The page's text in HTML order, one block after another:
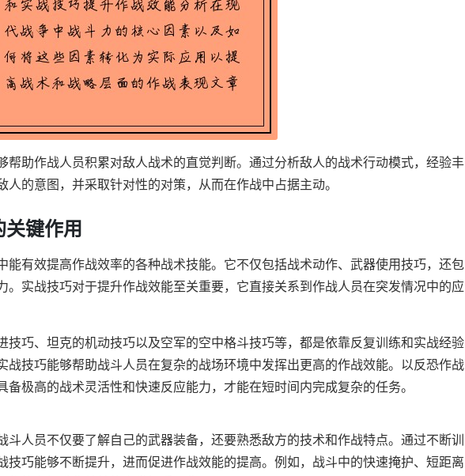
帮助作战人员积累对敌人战术的直觉判断。通过分析敌人的战术行动模式，经验丰
人的意图，并采取针对性的对策，从而在作战中占据主动。
键作用
能有效提高作战效率的各种战术技能。它不仅包括战术动作、武器使用技巧，还包
。实战技巧对于提升作战效能至关重要，它直接关系到作战人员在突发情况中的应
技巧、坦克的机动技巧以及空军的空中格斗技巧等，都是依靠反复训练和实战经验
战技巧能够帮助战斗人员在复杂的战场环境中发挥出更高的作战效能。以反恐作战
备极高的战术灵活性和快速反应能力，才能在短时间内完成复杂的任务。
斗人员不仅要了解自己的武器装备，还要熟悉敌方的技术和作战特点。通过不断训
技巧能够不断提升，进而促进作战效能的提高。例如，战斗中的快速掩护、短距离